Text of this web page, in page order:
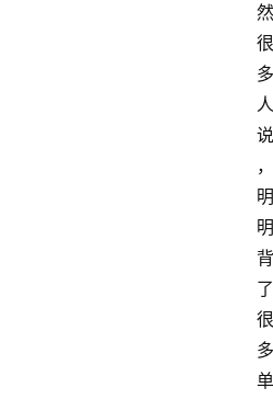
然
很
多
人
说
，
明
明
背
了
很
多
单